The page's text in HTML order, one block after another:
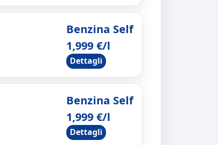
Benzina Self
1,999 €/l
Dettagli
Benzina Self
1,999 €/l
Dettagli